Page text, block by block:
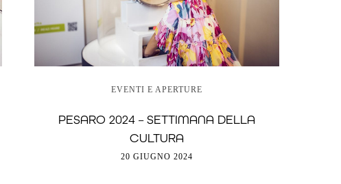
EVENTI E APERTURE
PESARO 2024 – SETTIMANA DELLA
CULTURA
20 GIUGNO 2024